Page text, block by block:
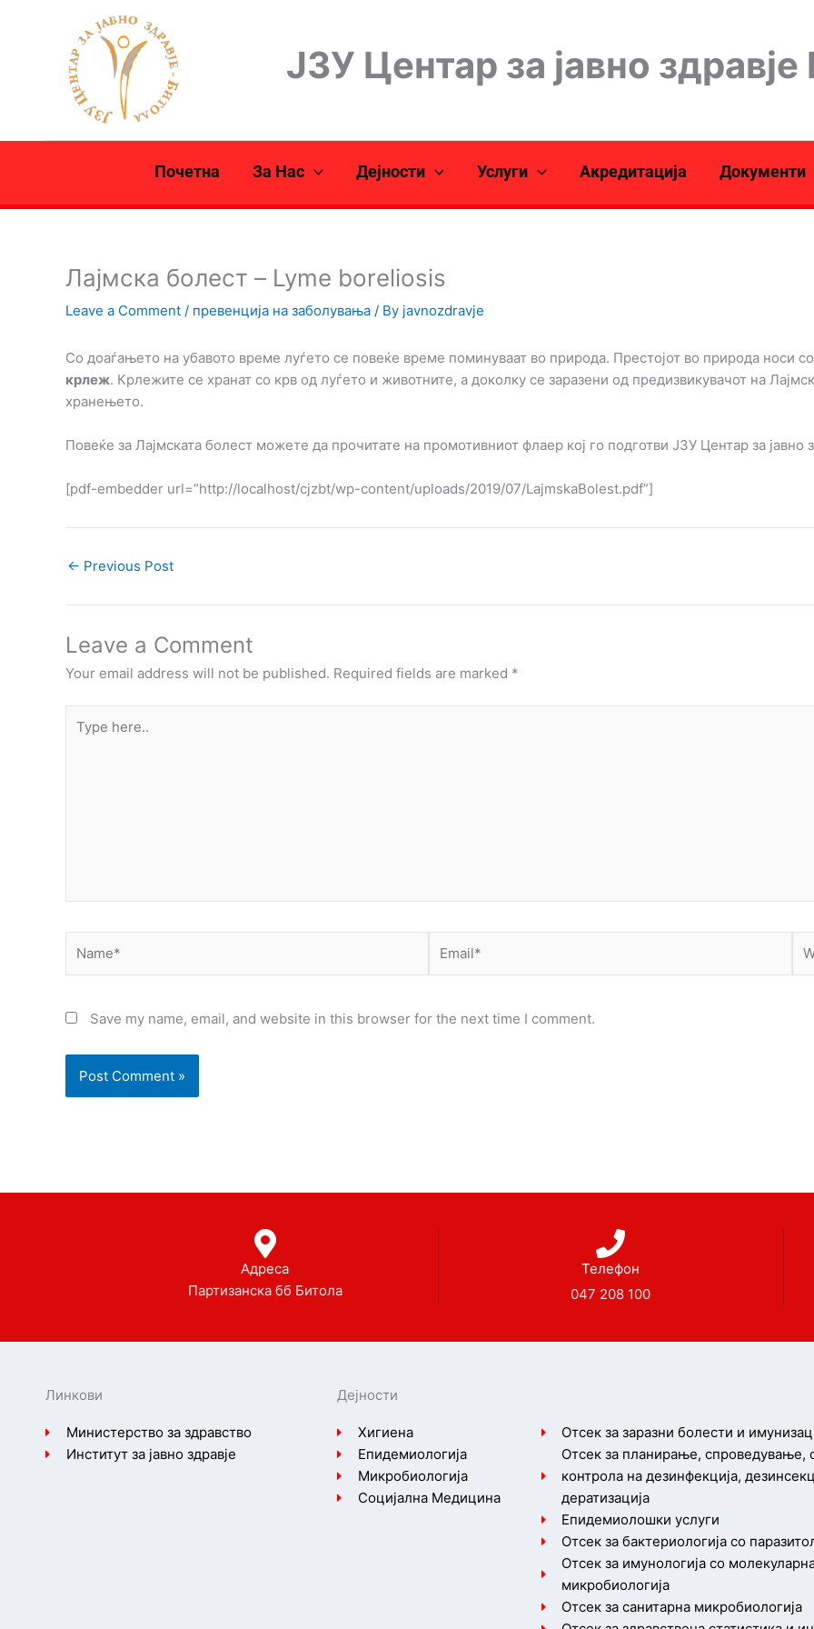
ЈЗУ Центар за јавно здравје
Почетна За Нас Дејности Услуги Акредитација Документи
Лајмска болест – Lyme boreliosis
Leave a Comment / превенција на заболувања / By javnozdravje
Со доаѓањето на убавото време луѓето се повеќе време поминуваат во природа. Престојот во природа носи
крлеж. Крлежите се хранат со крв од луѓето и животните, а доколку се заразени од предизвикувачот на
хранењето.
Повеќе за Лајмската болест можете да прочитате на промотивниот флаер кој го подготви ЈЗУ Центар за јавно
[pdf-embedder url=”http://localhost/cjzbt/wp-content/uploads/2019/07/LajmskaBolest.pdf”]
← Previous Post
Leave a Comment
Your email address will not be published. Required fields are marked *
here..
Save my name, email, and website in this browser for the next time I comment.
Адреса
Партизанска бб Битола
Телефон
047 208 100
Линкови
Министерство за здравство
Институт за јавно здравје
Дејности
Хигиена
Епидемиологија
Микробиологија
Социјална Медицина
Отсек за заразни болести и
Отсек за планирање, спроведување,
контрола на дезинфекција,
дератизација
Епидемиолошки услуги
Отсек за бактериологија со
Отсек за имунологија со
микробиологија
Отсек за санитарна микробиологија